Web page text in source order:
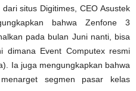
situs Digitimes, CEO Asustek
bahwa Zenfone 3
pada bulan Juni nanti, bisa
dimana Event Computex resmi
Ia juga mengungkapkan bahwa
segmen pasar kelas